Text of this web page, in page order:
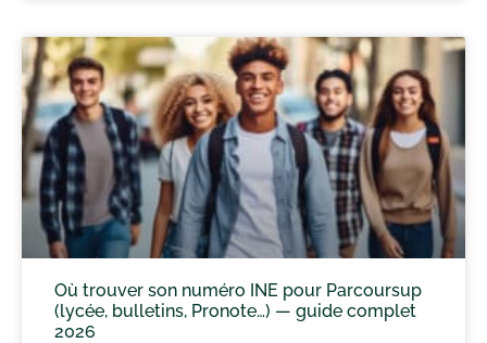
Où trouver son numéro INE pour Parcoursup
(lycée, bulletins, Pronote…) — guide complet
2026